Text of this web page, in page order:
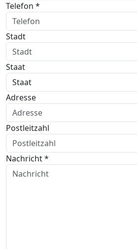
Telefon *
Stadt
Staat
Adresse
Postleitzahl
Nachricht *